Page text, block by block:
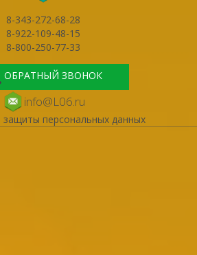
8-343-272-68-28
8-922-109-48-15
8-800-250-77-33
ОБРАТНЫЙ ЗВОНОК
info@L06.ru
персональных данных